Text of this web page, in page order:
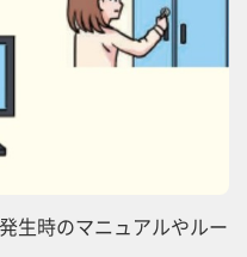
生時のマニュアルやルー